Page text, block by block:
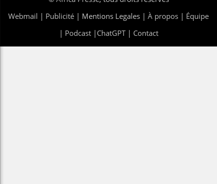
Webmail | Publicité | Mentions Legales | À propos | Équipe
| Podcast| ChatGPT| Contact